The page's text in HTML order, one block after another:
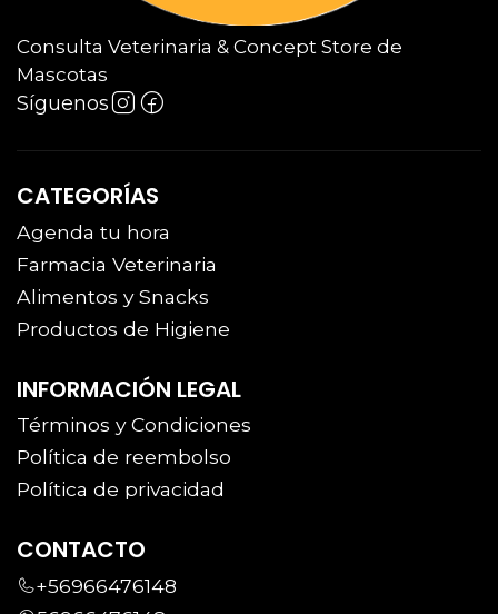
Consulta Veterinaria & Concept Store de
Mascotas
Síguenos
CATEGORÍAS
Agenda tu hora
Farmacia Veterinaria
Alimentos y Snacks
Productos de Higiene
INFORMACIÓN LEGAL
Términos y Condiciones
Política de reembolso
Política de privacidad
CONTACTO
+56966476148